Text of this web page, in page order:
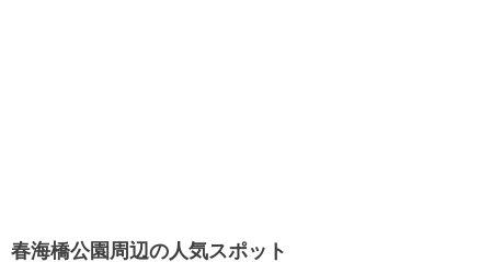
春海橋公園周辺の人気スポット